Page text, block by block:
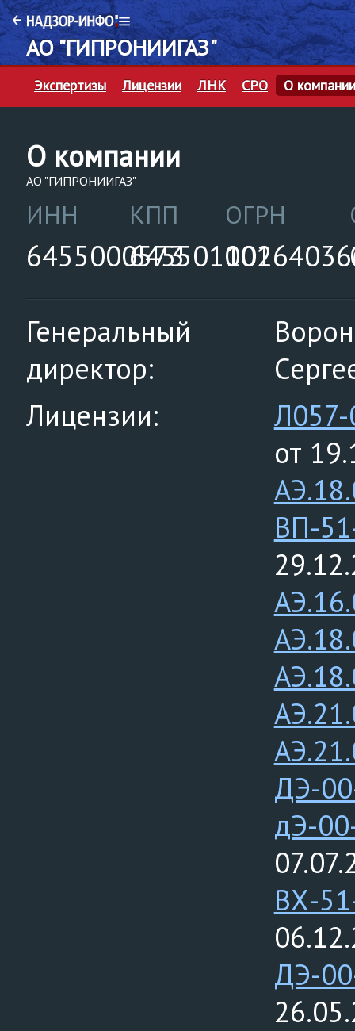
АО "ГИПРОНИИГАЗ"
Экспертизы Лицензии ЛНК СРО О компании
О компании
АО "ГИПРОНИИГАЗ"
ИНН
6455000573
КПП
645501001
ОГРН
Генеральный
директор:
Лицензии:
от
ВП-
ДЭ-
дЭ-
ВХ-
ДЭ-